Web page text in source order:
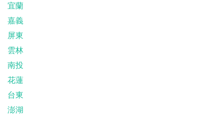
宜蘭
嘉義
屏東
雲林
南投
花蓮
台東
澎湖